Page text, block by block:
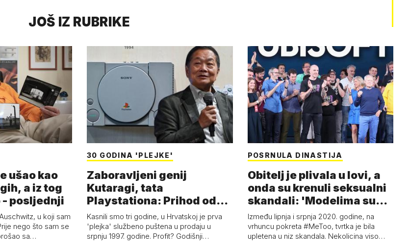
JOŠ IZ RUBRIKE
ušao kao
a iz tog
- posljednji
u koji sam
nego što sam se
sa…
30 GODINA 'PLEJKE'
Zaboravljeni genij
Kutaragi, tata
Playstationa: Prihod od
'plejke' kao hrvatski…
Kasnili smo tri godine, u Hrvatskoj je prva
'plejka' službeno puštena u prodaju u
srpnju 1997. godine. Profit? Godišnji…
POSRNULA DINASTIJA
Obitelj je plivala u lovi, a
onda su krenuli seksualni
skandali: 'Modelima su
s…
Između lipnja i srpnja 2020. godine, na
vrhuncu pokreta #MeToo, tvrtka je bila
upletena u niz skandala. Nekolicina viso…